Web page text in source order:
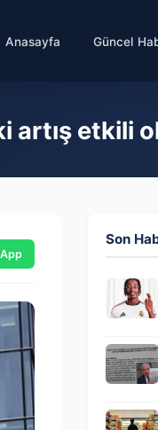
Anasayfa Güncel
artış etkili
Son